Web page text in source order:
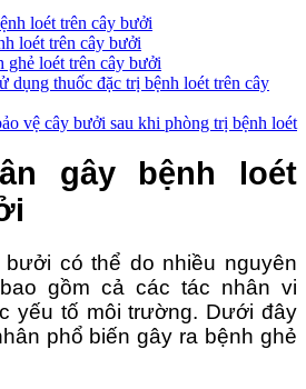
loét trên cây bưởi
loét trên cây bưởi
ghẻ loét trên cây bưởi
dụng thuốc đặc trị bệnh loét trên cây
vệ cây bưởi sau khi phòng trị bệnh loét
gây bệnh loét
bưởi có thể do nhiều nguyên
gồm cả các tác nhân vi
yếu tố môi trường. Dưới đây
phổ biến gây ra bệnh ghẻ